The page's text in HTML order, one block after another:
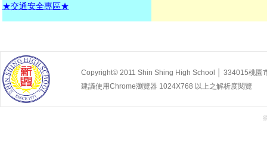
★交通安全專區★
Copyright© 2011 Shin Shing High School │ 334015桃
建議使用Chrome瀏覽器 1024X768 以上之解析度閱覽